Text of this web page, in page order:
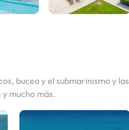
buceo y el submarinismo y las
mucho más.